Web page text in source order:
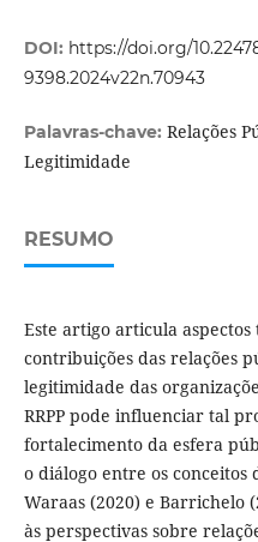
DOI: https://doi.org/
9398.2024v22n.70943
Palavras-chave: Relações
Legitimidade
RESUMO
Este artigo articula
contribuições das relações
legitimidade das
RRPP pode influenciar tal
fortalecimento da esfera
o diálogo entre os
Waraas (2020) e Barrichelo
às perspectivas sobre